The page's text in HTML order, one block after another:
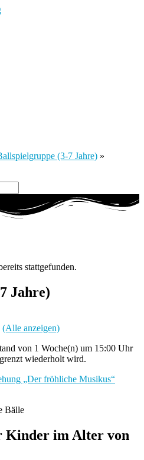
(3-7 Jahre) »
stattgefunden.
Jahre)
(Alle anzeigen)
von 1 Woche(n) um 15:00 Uhr
wiederholt wird.
„Der fröhliche Musikus“
Kinder im Alter von